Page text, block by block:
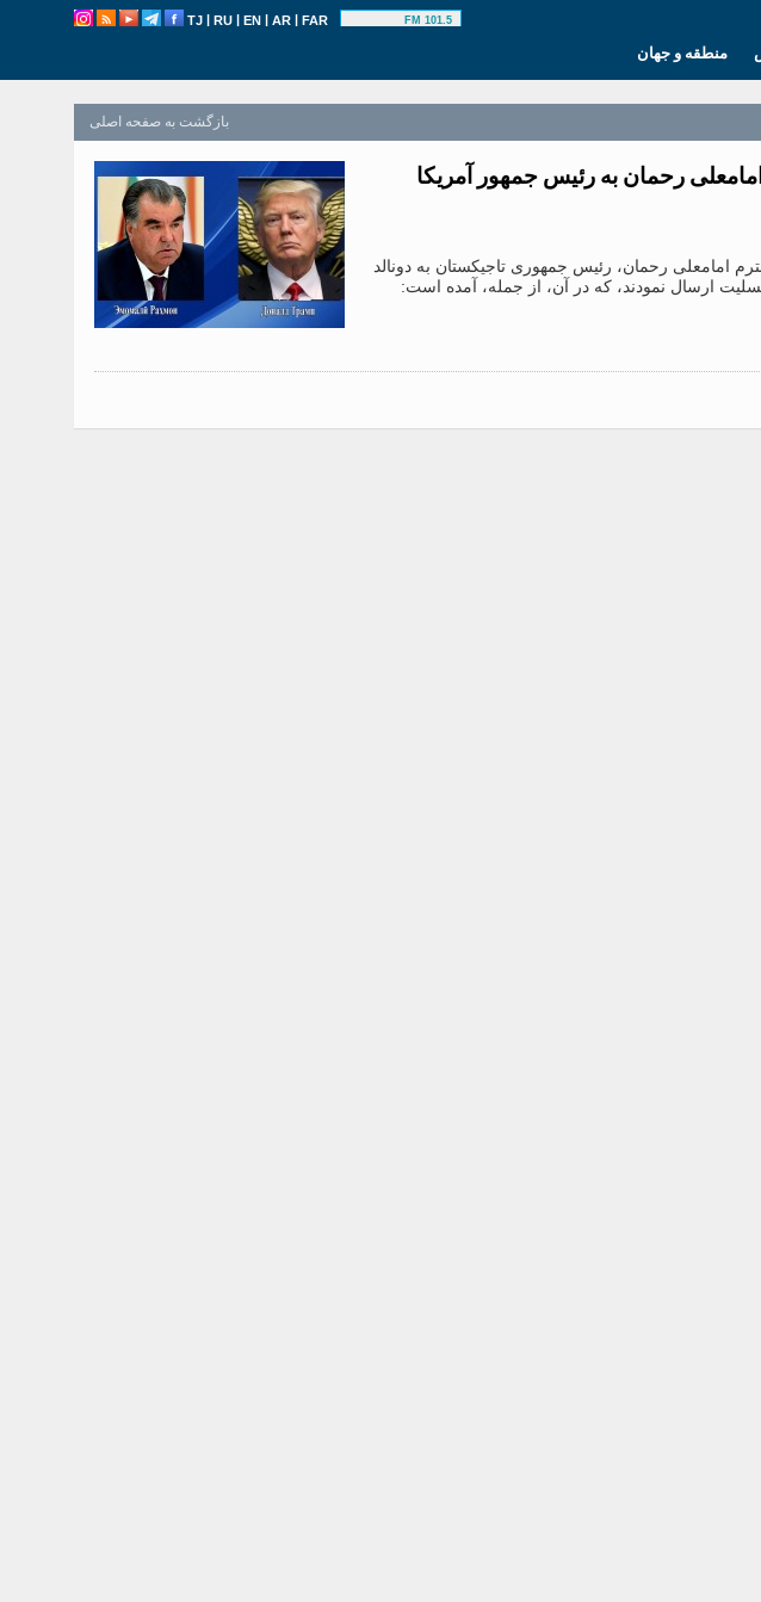
TJ | RU | EN | AR | FAR 101.5 FM
منطقه و جهان
بازگشت به صفحه اصلی
رحمان به رئیس جمهور آمریکا
امامعلی رحمان، رئیس جمهوری تاجیکستان به دونالد
ارسال نمودند، که در آن، از جمله، آمده است: